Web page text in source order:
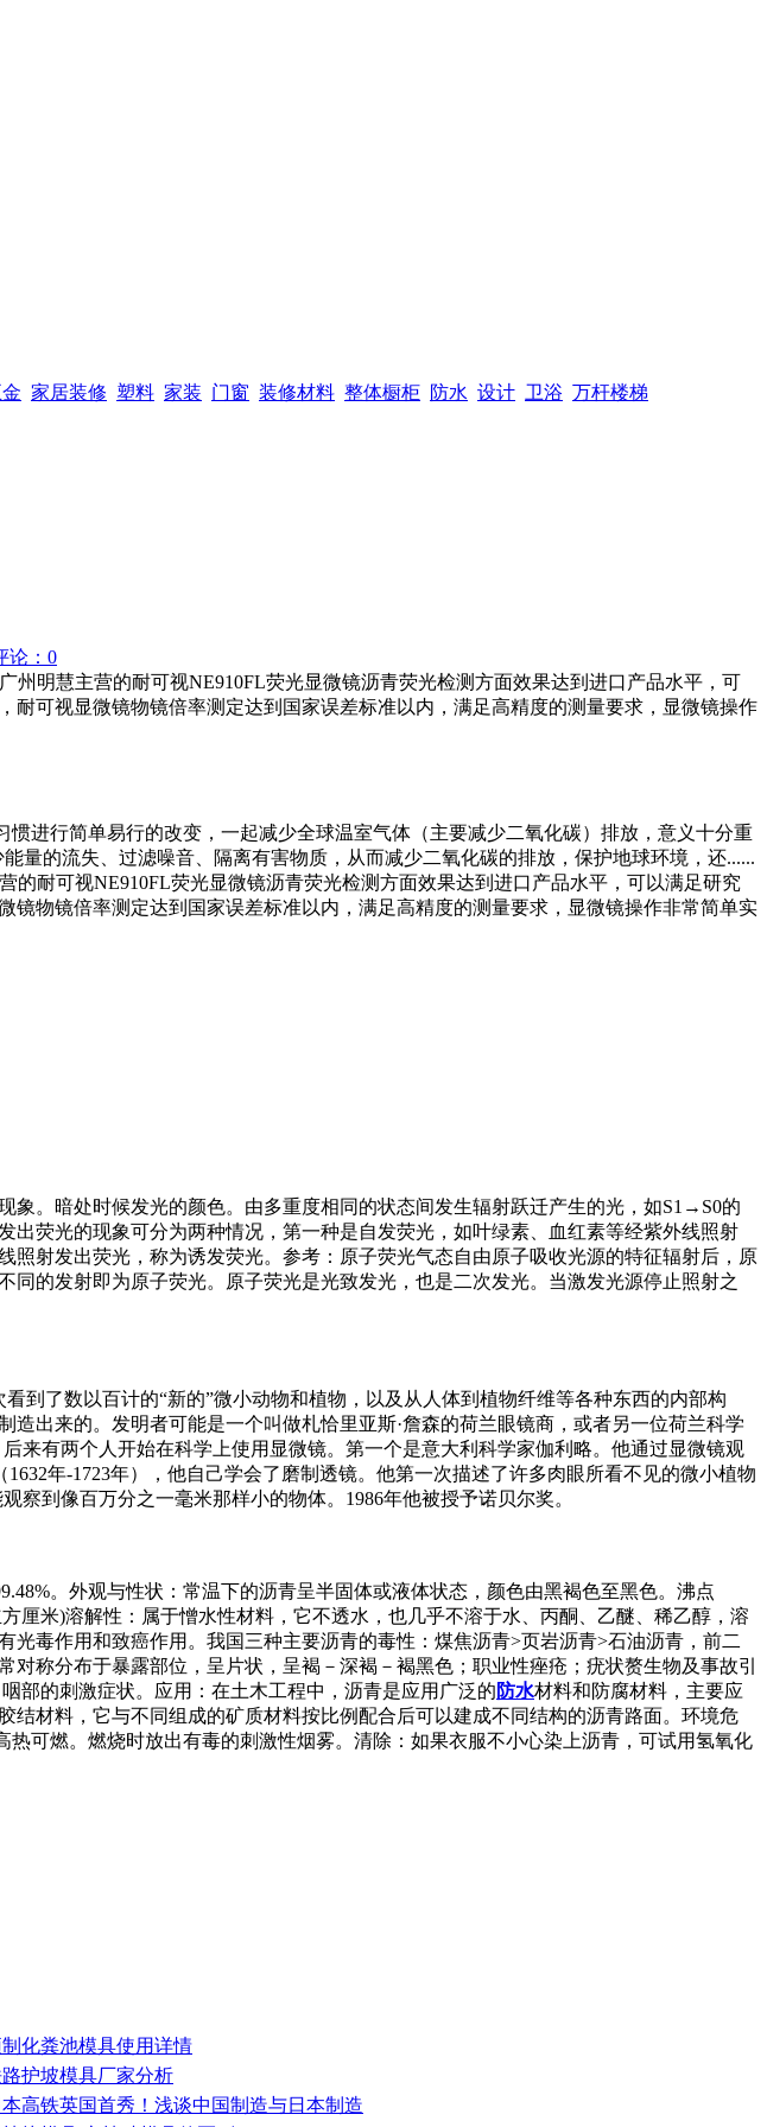
家居装修 塑料 家装 门窗 装修材料 整体橱柜 防水 设计 卫浴 万杆楼梯
论：0
明慧主营的耐可视NE910FL荧光显微镜沥青荧光检测方面效果达到进口产品水平，可
可视显微镜物镜倍率测定达到国家误差标准以内，满足高精度的测量要求，显微镜操作
进行简单易行的改变，一起减少全球温室气体（主要减少二氧化碳）排放，意义十分重
的流失、过滤噪音、隔离有害物质，从而减少二氧化碳的排放，保护地球环境，还......
耐可视NE910FL荧光显微镜沥青荧光检测方面效果达到进口产品水平，可以满足研究
物镜倍率测定达到国家误差标准以内，满足高精度的测量要求，显微镜操作非常简单实
。暗处时候发光的颜色。由多重度相同的状态间发生辐射跃迁产生的光，如S1→S0的
荧光的现象可分为两种情况，第一种是自发荧光，如叶绿素、血红素等经紫外线照射
射发出荧光，称为诱发荧光。参考：原子荧光气态自由原子吸收光源的特征辐射后，原
的发射即为原子荧光。原子荧光是光致发光，也是二次发光。当激发光源停止照射之
到了数以百计的“新的”微小动物和植物，以及从人体到植物纤维等各种东西的内部构
出来的。发明者可能是一个叫做札恰里亚斯·詹森的荷兰眼镜商，或者另一位荷兰科学
来有两个人开始在科学上使用显微镜。第一个是意大利科学家伽利略。他通过显微镜观
年-1723年），他自己学会了磨制透镜。他第一次描述了许多肉眼所看不见的微小植物
察到像百万分之一毫米那样小的物体。1986年他被授予诺贝尔奖。
。外观与性状：常温下的沥青呈半固体或液体状态，颜色由黑褐色至黑色。沸点
厘米)溶解性：属于憎水性材料，它不透水，也几乎不溶于水、丙酮、乙醚、稀乙醇，溶
毒作用和致癌作用。我国三种主要沥青的毒性：煤焦沥青>页岩沥青>石油沥青，前二
称分布于暴露部位，呈片状，呈褐－深褐－褐黑色；职业性痤疮；疣状赘生物及事故引
部的刺激症状。应用：在土木工程中，沥青是应用广泛的 防水材料和防腐材料，主要应
结材料，它与不同组成的矿质材料按比例配合后可以建成不同结构的沥青路面。环境危
可燃。燃烧时放出有毒的刺激性烟雾。清除：如果衣服不小心染上沥青，可试用氢氧化
制化粪池模具使用详情
路护坡模具厂家分析
本高铁英国首秀！浅谈中国制造与日本制造